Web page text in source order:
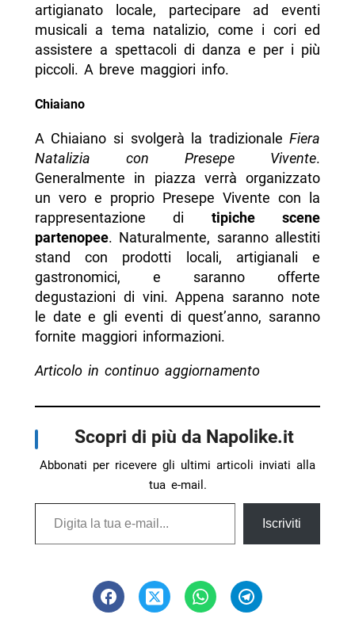
artigianato locale, partecipare ad eventi
musicali a tema natalizio, come i cori ed
assistere a spettacoli di danza e per i più
piccoli. A breve maggiori info.
Chiaiano
A Chiaiano si svolgerà la tradizionaleFiera
Natalizia con Presepe Vivente.
Generalmente in piazza verrà organizzato
un vero e proprio Presepe Vivente con la
rappresentazione di tipiche scene
partenopee. Naturalmente, saranno allestiti
stand con prodotti locali, artigianali e
gastronomici, e saranno offerte
degustazioni di vini. Appena saranno note
le date e gli eventi di quest’anno, saranno
fornite maggiori informazioni.
Articolo in continuo aggiornamento
Scopri di più da Napolike.it
Abbonati per ricevere gli ultimi articoli inviati alla
tua e-mail.
Digita la tua e-mail...
Iscriviti